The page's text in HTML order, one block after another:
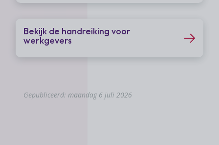
Bekijk de handreiking voor
werkgevers
Gepubliceerd: maandag 6 juli 2026